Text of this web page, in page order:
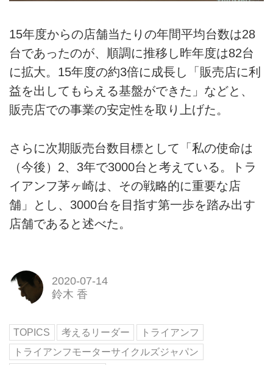
15年度からの店舗当たりの年間平均台数は28
台であったのが、順調に推移し昨年度は82台
に拡大。15年度の約3倍に成長し「販売店に利
益を出してもらえる基盤ができた」などと、
販売店での事業の安定性を取り上げた。
さらに次期販売台数目標として「私の使命は
（今後）2、3年で3000台と考えている。トラ
イアンフ茅ヶ崎は、その戦略的に重要な店
舗」とし、3000台を目指す第一歩を踏み出す
店舗であると述べた。
2020-07-14
鈴木 香
TOPICS 考えるリーダー
トライアンフ
トライアンフモーターサイクルズジャパン